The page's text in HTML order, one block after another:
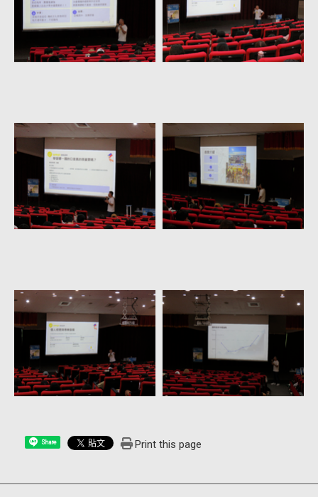
Share Print this page